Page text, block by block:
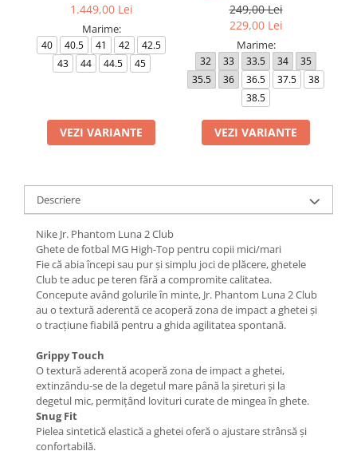
FG T Se
1.449,00 Lei
Marime:
40 40.5 41 42
42.5
43
44 44.5 45
VEZI VARIANTE
FG/MG
249,00 Lei
229,00 Lei
Marime:
32 33 33.5 34
35
35.5
36 36.5 37.5
38
38.5
VEZI VARIANTE
Descriere
Nike Jr. Phantom Luna 2 Club
Ghete de fotbal MG High-Top pentru copii mici/mari
Fie că abia începi sau pur și simplu joci de plăcere, ghetele
Club te aduc pe teren fără a compromite calitatea.
Concepute având golurile în minte, Jr. Phantom Luna 2 Club
au o textură aderentă ce acoperă zona de impact a ghetei și
o tracțiune fiabilă pentru a ghida agilitatea spontană.
Grippy Touch
O textură aderentă acoperă zona de impact a ghetei,
extinzându-se de la degetul mare până la șireturi și la
degetul mic, permițând lovituri curate de mingea în ghete.
Snug Fit
Pielea sintetică elastică a ghetei oferă o ajustare strânsă și
confortabilă.